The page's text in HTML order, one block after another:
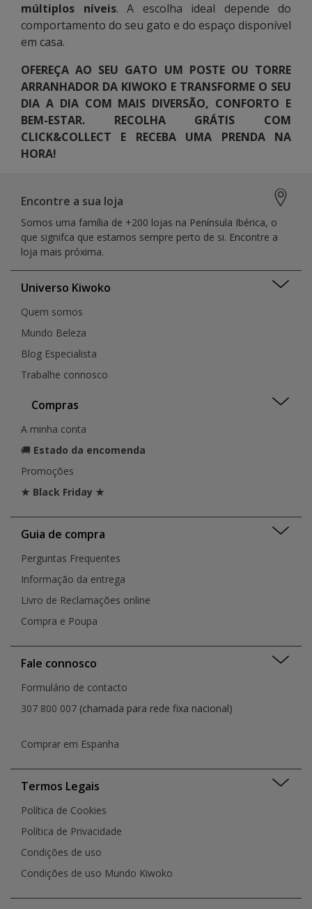
múltiplos níveis. A escolha ideal depende do
comportamento do seu gato e do espaço disponível
em casa.
OFEREÇA AO SEU GATO UM POSTE OU TORRE
ARRANHADOR DA KIWOKO E TRANSFORME O SEU
DIA A DIA COM MAIS DIVERSÃO, CONFORTO E
BEM-ESTAR. RECOLHA GRÁTIS COM
CLICK&COLLECT E RECEBA UMA PRENDA NA
HORA!
Encontre a sua loja
Somos uma família de +200 lojas na Península Ibérica, o
que signifca que estamos sempre perto de si. Encontre a
loja mais próxima.
Universo Kiwoko
Quem somos
Mundo Beleza
Blog Especialista
Trabalhe connosco
Compras
A minha conta
🚚 Estado da encomenda
Promoções
★ Black Friday ★
Guia de compra
Perguntas Frequentes
Informação da entrega
Livro de Reclamações online
Compra e Poupa
Fale connosco
Formulário de contacto
307 800 007 (chamada para rede fixa nacional)
Comprar em Espanha
Termos Legais
Política de Cookies
Política de Privacidade
Condições de uso
Condições de uso Mundo Kiwoko